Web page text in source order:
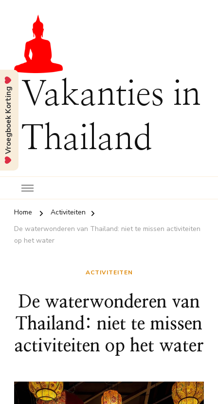
Vakanties in
Thailand
Home
Activiteiten
De waterwonderen van Thailand: niet te missen activiteiten
op het water
ACTIVITEITEN
De waterwonderen van
Thailand: niet te missen
activiteiten op het water
Vroegboek Korting